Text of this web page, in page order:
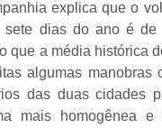
explica que o
sete dias do ano é
que a média histórica
algumas manobras
das duas cidades
mais homogênea e